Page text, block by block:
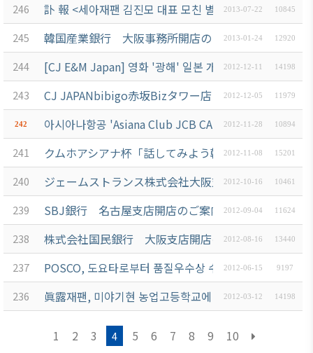
246 訃 報 <세아재팬 김진모 대표 모친 별세>2013-07-22 10845
245 韓国産業銀行 大阪事務所開店のご案内
2013-01-24 12920
244 [CJ E&M Japan] 영화 '광해' 일본 개봉기념 특별할인 예
2012-12-11 14198
243 CJ JAPANbibigo赤坂Bizタワー店 開店のご案内
2012-12-05 11979
242 아시아나항공 'Asiana Club JCB CARD' 탄생 기념 캠페
2012-11-28 10894
241 クムホアシアナ杯「話してみよう韓国語」高校生大
2012-11-08 15201
240 ジェームストランス株式会社大阪支店 開店のご案内
2012-10-16 10461
239 SBJ銀行 名古屋支店開店のご案内 2012-09-04 11624
238 株式会社国民銀行 大阪支店開店のご案内
2012-08-16 13440
237 POSCO, 도요타로부터 품질우수상 수상2012-06-15 9197
236 眞露재팬, 미야기현 농업고등학교에 3천만엔 상당의 농
2012-03-12 14198
1 2 3 4 5 6 7 8 9 10